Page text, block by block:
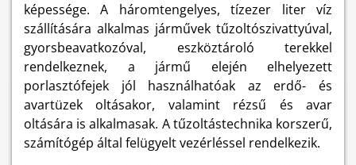
képessége. A háromtengelyes, tízezer liter víz
szállítására alkalmas járművek tűzoltószivattyúval,
gyorsbeavatkozóval, eszköztároló terekkel
rendelkeznek, a jármű elején elhelyezett
porlasztófejek jól használhatóak az erdő- és
avartüzek oltásakor, valamint rézsű és avar
oltására is alkalmasak. A tűzoltástechnika korszerű,
számítógép által felügyelt vezérléssel rendelkezik.